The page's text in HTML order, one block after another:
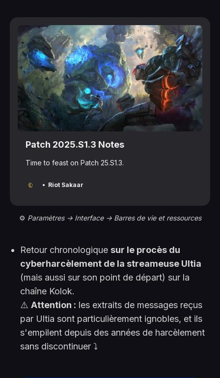
Patch 2025.S1.3 Notes
Time to feast on Patch 25.S1.3.
Riot Sakaar
⚙️ Paramètres -> Interface -> Barres de vie et ressources
Retour chronologique sur le procès du
cyberharcèlement de la streameuse Ultia
(mais aussi sur son point de départ) sur la
chaîne Kolok.
⚠️ Attention : les extraits de messages reçus
par Ultia sont particulièrement ignobles, et ils
s'empilent depuis des années de harcèlement
sans discontinuer ⤵️